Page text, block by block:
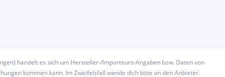
handelt es sich um Hersteller-/Importeurs-Angaben bzw. Daten von
kommen kann. Im Zweifelsfall wende dich bitte an den Anbieter.